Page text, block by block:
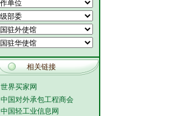
相关链接
世界买家网
中国对外承包工程商会
中国轻工业信息网